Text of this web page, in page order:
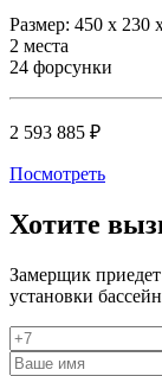
Размер: 450 х 230
2 места
24 форсунки
2 593 885 ₽
Посмотреть
Хотите
Замерщик
установки